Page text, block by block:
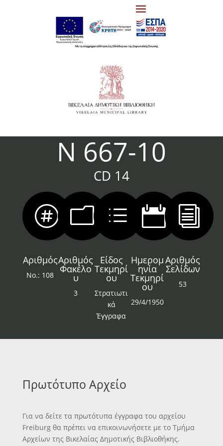
N 667-10
CD 14

Αριθμός
Νο.: 108
m
Αριθμός
Φακέλο
υ
3
d
Είδος
Τεκμηρί
ου
Στρατιωτι
κά
Έγγραφα

Ημερομ
ηνία
Τεκμηρί
ου
29/4/1950
i
Αριθμός
Σελίδων
53
Πρωτότυπο Αρχείο
Για να δείτε τα πρωτότυπα έγγραφα του αρχείου
Freiburg θα πρέπει να επικοινωνήσετε με το Τμήμα
Αρχείων της Βικελαίας Δημοτικής Βιβλιοθήκης.